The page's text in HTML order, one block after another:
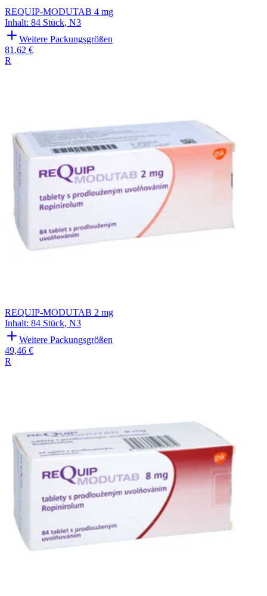
REQUIP-MODUTAB 4 mg
Inhalt: 84 Stück, N3
Weitere Packungsgrößen
81,62 €
R
REQUIP-MODUTAB 2 mg
Inhalt: 84 Stück, N3
Weitere Packungsgrößen
49,46 €
R